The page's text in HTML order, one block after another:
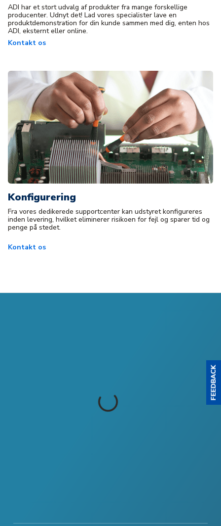
ADI har et stort udvalg af produkter fra mange forskellige
producenter. Udnyt det! Lad vores specialister lave en
produktdemonstration for din kunde sammen med dig, enten hos
ADI, eksternt eller online.
Kontakt os
Konfigurering
Fra vores dedikerede supportcenter kan udstyret konfigureres
inden levering, hvilket eliminerer risikoen for fejl og sparer tid og
penge på stedet.
Kontakt os